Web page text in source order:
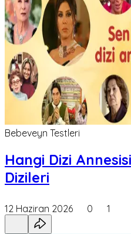
Bebeveyn Testleri
Hangi Dizi
Dizileri
12 Haziran 2026 0 1